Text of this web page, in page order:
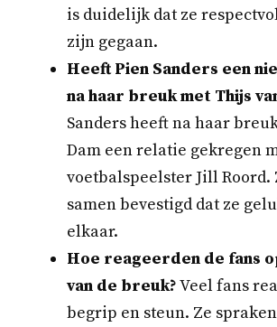
is duidelijk dat ze
zijn gegaan.
Heeft Pien Sanders een
na haar breuk met Thijs
Sanders heeft na haar
Dam een relatie gekregen
voetbalspeelster Jill Roord.
samen bevestigd dat ze
elkaar.
Hoe reageerden de fans
van de breuk?Veel fans
begrip en steun. Ze